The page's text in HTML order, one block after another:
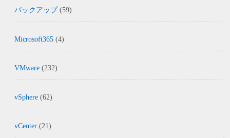
バックアップ(59)
Microsoft365 (4)
VMware (232)
vSphere (62)
vCenter (21)